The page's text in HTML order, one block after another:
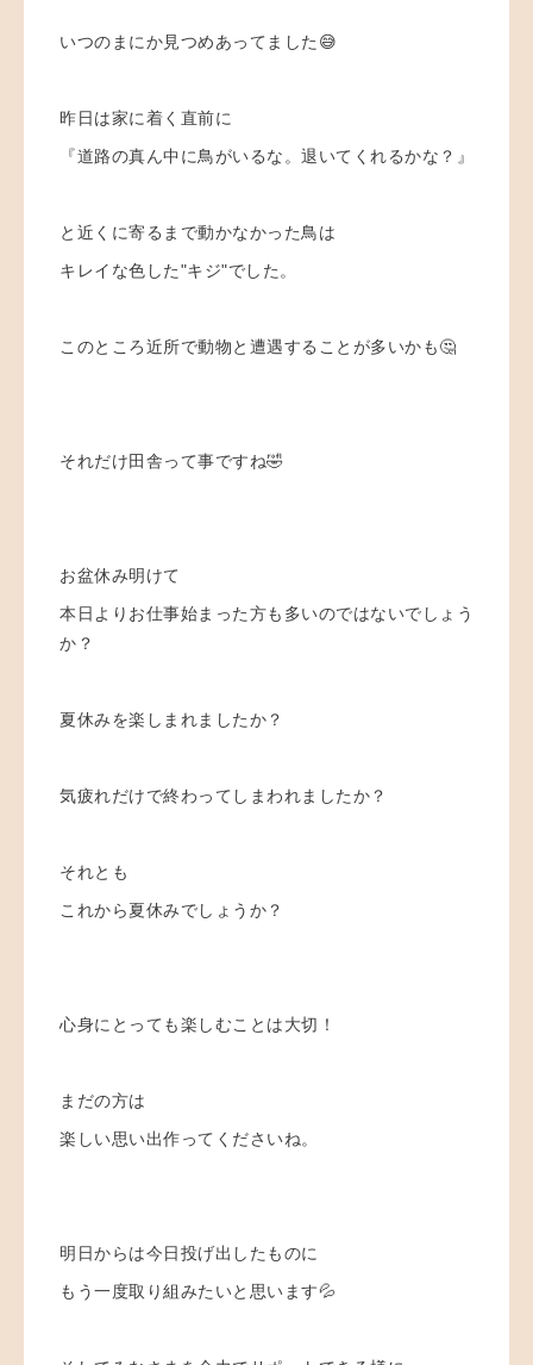
いつのまにか見つめあってました😅
昨日は家に着く直前に
『道路の真ん中に鳥がいるな。退いてくれるかな？』
と近くに寄るまで動かなかった鳥は
キレイな色した"キジ"でした。
このところ近所で動物と遭遇することが多いかも🤔
それだけ田舎って事ですね🤣
お盆休み明けて
本日よりお仕事始まった方も多いのではないでしょう
か？
夏休みを楽しまれましたか？
気疲れだけで終わってしまわれましたか？
それとも
これから夏休みでしょうか？
心身にとっても楽しむことは大切！
まだの方は
楽しい思い出作ってくださいね。
明日からは今日投げ出したものに
もう一度取り組みたいと思います💦